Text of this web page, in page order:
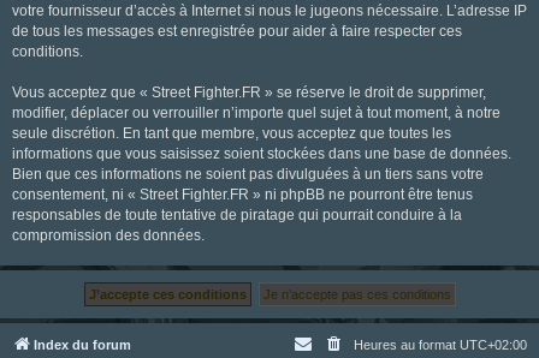
votre fournisseur d’accès à Internet si nous le jugeons nécessaire. L’adresse IP
de tous les messages est enregistrée pour aider à faire respecter ces
conditions.
Vous acceptez que « Street Fighter.FR » se réserve le droit de supprimer,
modifier, déplacer ou verrouiller n’importe quel sujet à tout moment, à notre
seule discrétion. En tant que membre, vous acceptez que toutes les
informations que vous saisissez soient stockées dans une base de données.
Bien que ces informations ne soient pas divulguées à un tiers sans votre
consentement, ni « Street Fighter.FR » ni phpBB ne pourront être tenus
responsables de toute tentative de piratage qui pourrait conduire à la
compromission des données.
Index du forum Heures au format UTC+02:00